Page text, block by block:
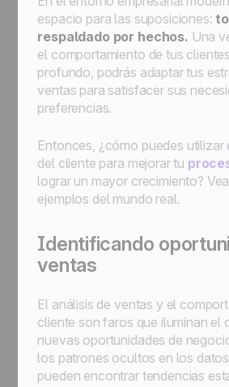
espacio para las suposiciones:
respaldado por hechos. Una
el comportamiento de tus
profundo, podrás adaptar tus
ventas para satisfacer sus
preferencias.
Entonces, ¿cómo puedes
del cliente para mejorar tu
lograr un mayor crecimiento?
ejemplos del mundo real.
Identificando
ventas
El análisis de ventas y el
cliente son faros que iluminan el
nuevas oportunidades de
los patrones ocultos en los
pueden encontrar tendencias